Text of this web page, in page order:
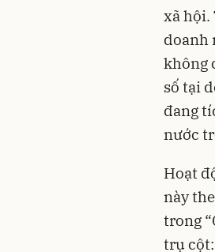
xã hội.
doanh
không
số tại
đang
nước
Hoạt
này
trong
trụ cột: